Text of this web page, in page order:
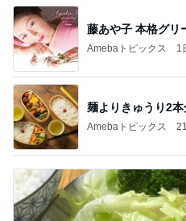
藤あや子 本格グリ
Amebaトピックス 1
麺よりきゅうり2
Amebaトピックス